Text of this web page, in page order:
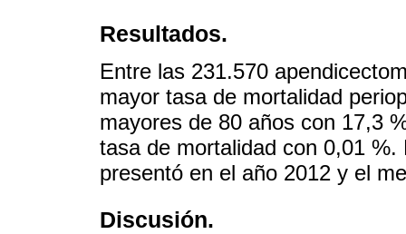
Resultados.
Entre las 231.570
mayor tasa de mortalidad
mayores de 80 años con 17,3
tasa de mortalidad con 0,01
presentó en el año 2012 y el
Discusión.